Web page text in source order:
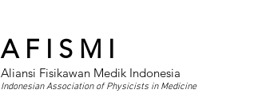
A F I S M I
Aliansi Fisikawan Medik Indonesia
Indonesian Association of Physicists in Medicine